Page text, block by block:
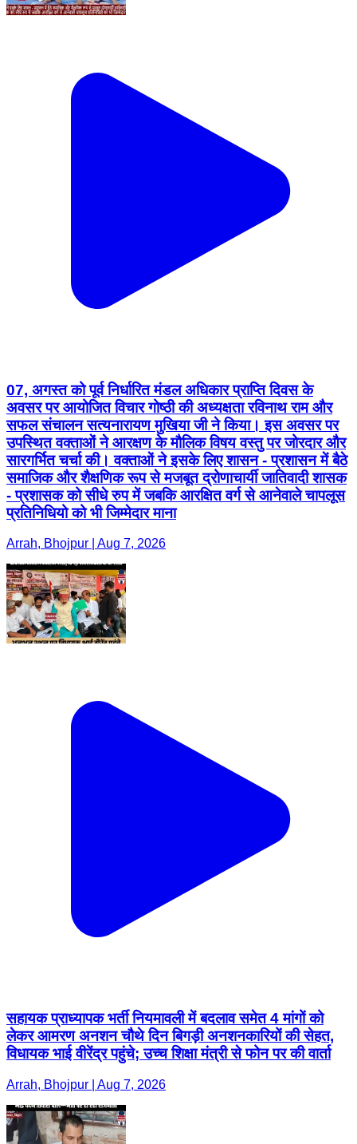
07, अगस्त को पूर्व निर्धारित मंडल अधिकार प्राप्ति दिवस के
अवसर पर आयोजित विचार गोष्ठी की अध्यक्षता रविनाथ राम और
सफल संचालन सत्यनारायण मुखिया जी ने किया। इस अवसर पर
उपस्थित वक्ताओं ने आरक्षण के मौलिक विषय वस्तु पर जोरदार और
सारगर्भित चर्चा की। वक्ताओं ने इसके लिए शासन - प्रशासन में बैठे
समाजिक और शैक्षणिक रूप से मजबूत द्रोणाचार्यी जातिवादी शासक
- प्रशासक को सीधे रुप में जबकि आरक्षित वर्ग से आनेवाले चापलूस
प्रतिनिधियो को भी जिम्मेदार माना
Arrah, Bhojpur | Aug 7, 2026
सहायक प्राध्यापक भर्ती नियमावली में बदलाव समेत 4 मांगों को
लेकर आमरण अनशन चौथे दिन बिगड़ी अनशनकारियों की सेहत,
विधायक भाई वीरेंद्र पहुंचे; उच्च शिक्षा मंत्री से फोन पर की वार्ता
Arrah, Bhojpur | Aug 7, 2026